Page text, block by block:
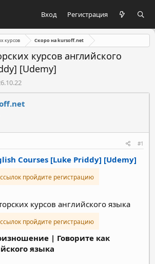
Вход Регистрация
курсов Скоро на kursoff.net
курсов английского
[Udemy]
#1
Courses [Luke Priddy] [Udemy]
пройдите регистрацию
курсов английского языка
пройдите регистрацию
| Говорите как
языка